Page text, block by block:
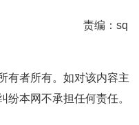
责编：sq
有者所有。如对该内容主
本网不承担任何责任。